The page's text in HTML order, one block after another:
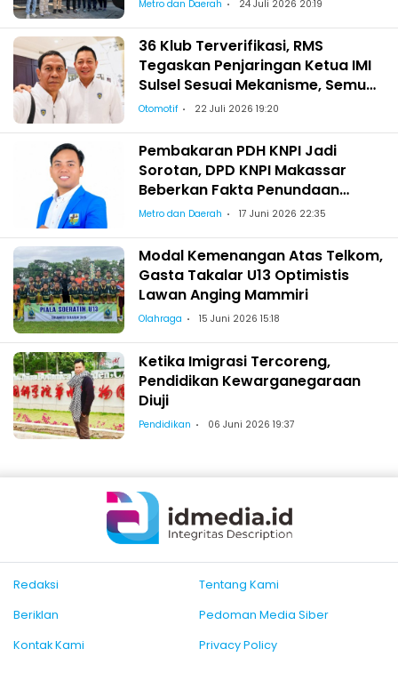
Metro dan Daerah 24 Juli 2026 20:19
36 Klub Terverifikasi, RMS
Tegaskan Penjaringan Ketua IMI
Sulsel Sesuai Mekanisme, Semua
Berhak Maju!
Otomotif 22 Juli 2026 19:20
Pembakaran PDH KNPI Jadi
Sorotan, DPD KNPI Makassar
Beberkan Fakta Penundaan
Pelantikan Wajo
Metro dan Daerah 17 Juni 2026 22:35
Modal Kemenangan Atas Telkom,
Gasta Takalar U13 Optimistis
Lawan Anging Mammiri
Olahraga 15 Juni 2026 15:18
Ketika Imigrasi Tercoreng,
Pendidikan Kewarganegaraan
Diuji
Pendidikan 06 Juni 2026 19:37
Redaksi
Tentang Kami
Beriklan
Pedoman Media Siber
Kontak Kami
Privacy Policy